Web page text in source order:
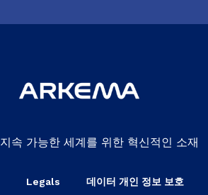
지속 가능한 세계를 위한 혁신적인 소재
Legals 데이터 개인 정보 보호